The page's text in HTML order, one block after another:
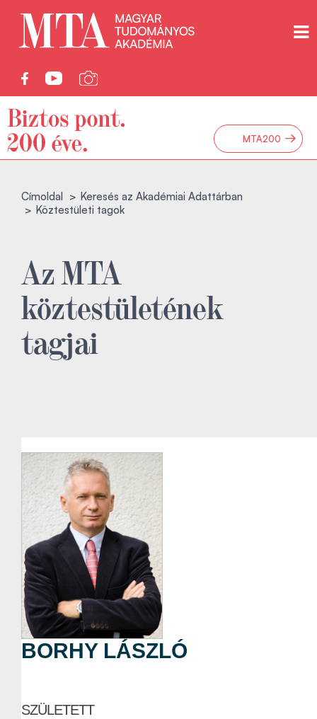
MTA200 →
Címoldal
Keresés az Akadémiai Adattárban
Köztestületi tagok
Az MTA
köztestületének
tagjai
BORHY LÁSZLÓ
SZÜLETETT